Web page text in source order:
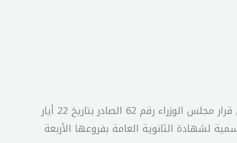
أصدرت وزيرة التربية والتعليم العالي الدكتورة ريما كرامي تعميماً أوضحت فيه أنه، استناداً إلى قرار مجلس الوزراء رقم 62 الصادر بتاريخ 22 أيار
لشهادة الثانوية العامة بفروعها الأربعة